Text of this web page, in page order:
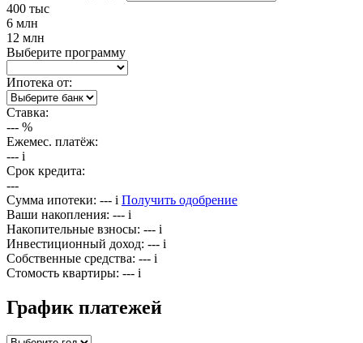
400 тыс
6 млн
12 млн
Выберите программу
Ипотека от:
Ставка:
--- %
Ежемес. платёж:
--- i
Срок кредита:
---
Сумма ипотеки: --- i Получить одобрение
Ваши накопления: --- i
Накопительные взносы: --- i
Инвестиционный доход: --- i
Собственные средства: --- i
Стомость квартиры: --- i
График платежей